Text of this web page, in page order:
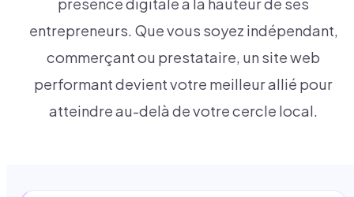
présence digitale à la hauteur de ses
entrepreneurs. Que vous soyez indépendant,
commerçant ou prestataire, un site web
performant devient votre meilleur allié pour
atteindre au-delà de votre cercle local.